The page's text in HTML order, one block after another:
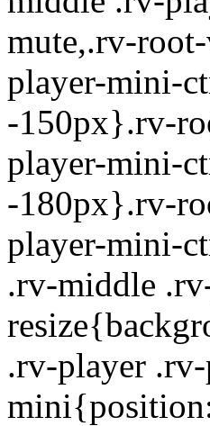
mute,.rv-
player-mini-
-150px}.rv-
player-mini-
-180px}.rv-
player-mini-
.rv-middle
.rv-player